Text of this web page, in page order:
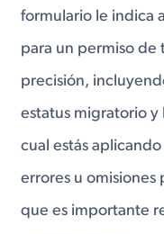
formulario le indica
para un permiso de
precisión,
estatus migratorio y
cual estás
errores u omisiones
que es importante